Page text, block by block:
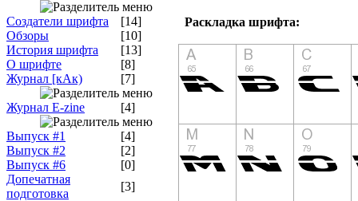
Создатели шрифта
[14]
Обзоры
[10]
История шрифта
[13]
О шрифте
[8]
Журнал [кАк)
[7]
Журнал E-zine [4]
Выпуск #1
[4]
Выпуск #2
[2]
Выпуск #6
[0]
Допечатная
подготовка
[3]
Раскладка шрифта: